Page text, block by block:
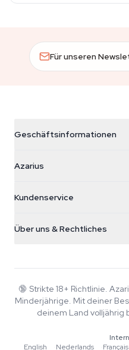
Für unseren
Geschäftsinformationen
Galvaniweg 11
Nederland
+31(0)204897914
Azarius
Smokeshop
Kundenservice
FAQ
Datenschutzrichtlinie
Über uns & Rechtliches
Wiki
Blog
Musik
Redaktionelle Standards
🔞 Strikte 18+ Richtlinie.
Minderjährige. Mit deiner
deinem Land volljährig
English
·Nederlands ·Français